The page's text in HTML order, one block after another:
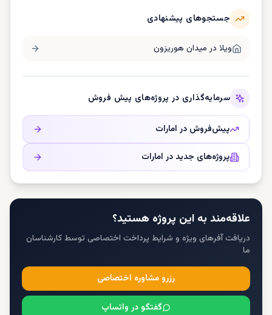
جستجوهای پیشنهادی
ویلا در میدان هوریزون
سرمایه‌گذاری در پروژه‌های پیش فروش
پیش‌فروش در امارات
پروژه‌های جدید در امارات
علاقه‌مند به این پروژه هستید؟
دریافت آفرهای ویژه و شرایط پرداخت اختصاصی توسط کارشناسان
ما
رزرو مشاوره اختصاصی
گفتگو در واتساپ